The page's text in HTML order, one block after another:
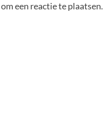
om een reactie te plaatsen.